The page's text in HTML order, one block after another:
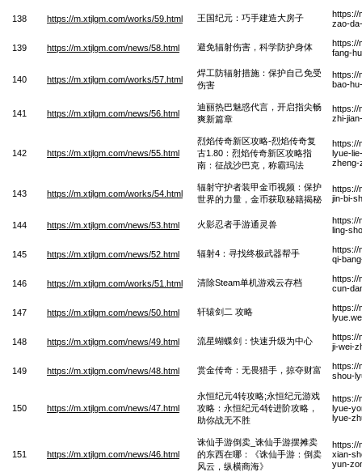
138 https://m.xtjlgm.com/works/59.html 王国纪元：巧手建造大房子
https://
zao-
139 https://m.xtjlgm.com/news/58.html 避免辐射伤害，科学防护身体
https://
fang-
140 https://m.xtjlgm.com/works/57.html
焊工防辐射措施：保护自己免受
伤害
https://
bao-
141 https://m.xtjlgm.com/news/56.html
迪丽热巴魅惑代言，开启指尖畅
爽新篇章
https://
zhi-
142 https://m.xtjlgm.com/news/55.html
烈焰传奇新区攻略-烈焰传奇复
古1.80：烈焰传奇新区攻略指
南：征战沙巴克，称霸玛法
https://
lyue-
zheng-
143 https://m.xtjlgm.com/works/54.html
辐射守护者装甲金币视频：保护
世界的力量，金币获取秘籍揭秘
https://
jin-bi-
144 https://m.xtjlgm.com/news/53.html 火影忍者手游通灵兽
https://
ling-
145 https://m.xtjlgm.com/news/52.html 辐射4：寻找终极武器帮手
https://
qi-
146 https://m.xtjlgm.com/works/51.html 清除Steam单机游戏云存档
https://
cun-
147 https://m.xtjlgm.com/news/50.html 轩辕剑二 攻略
https://
148 https://m.xtjlgm.com/news/49.html 流星蝴蝶剑：快速升级为中心
https://
ji-wei-
149 https://m.xtjlgm.com/news/48.html 赏金传奇：无畏猎手，掠夺财富
https://
shou-
150 https://m.xtjlgm.com/news/47.html
永恒纪元4转攻略;永恒纪元游戏
攻略：永恒纪元4转进阶攻略，
助你战无不胜
https://
lyue-
lyue-
151 https://m.xtjlgm.com/news/46.html
诛仙手游倒卖_诛仙手游摆摊卖
的东西在哪：《诛仙手游：倒卖
风云，纵横商海》
https://
xian-
yun-